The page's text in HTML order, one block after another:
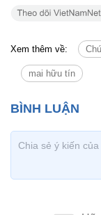
Xem thêm về:
mai hữu tín